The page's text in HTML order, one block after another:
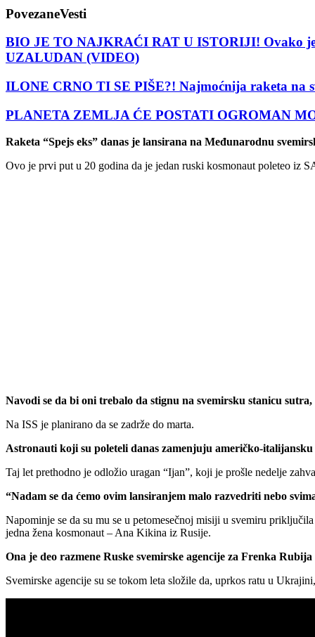
PovezaneVesti
BIO JE TO NAJKRAĆI RAT U ISTORIJI! Ovako je
UZALUDAN (VIDEO)
ILONE CRNO TI SE PIŠE?! Najmoćnija raketa na
PLANETA ZEMLJA ĆE POSTATI OGROMAN
Raketa “Spejs eks” danas je lansirana na Međunarodnu
Ovo je prvi put u 20 godina da je jedan ruski kosmonaut poleteo iz
Navodi se da bi oni trebalo da stignu na svemirsku stanicu
Na ISS je planirano da se zadrže do marta.
Astronauti koji su poleteli danas zamenjuju američko-
Taj let prethodno je odložio uragan “Ijan”, koji je prošle nedelje
“Nadam se da ćemo ovim lansiranjem malo razvedriti nebo
Napominje se da su mu se u petomesečnoj misiji u svemiru
jedna žena kosmonaut – Ana Kikina iz Rusije.
Ona je deo razmene Ruske svemirske agencije za Frenka
Svemirske agencije su se tokom leta složile da, uprkos ratu u